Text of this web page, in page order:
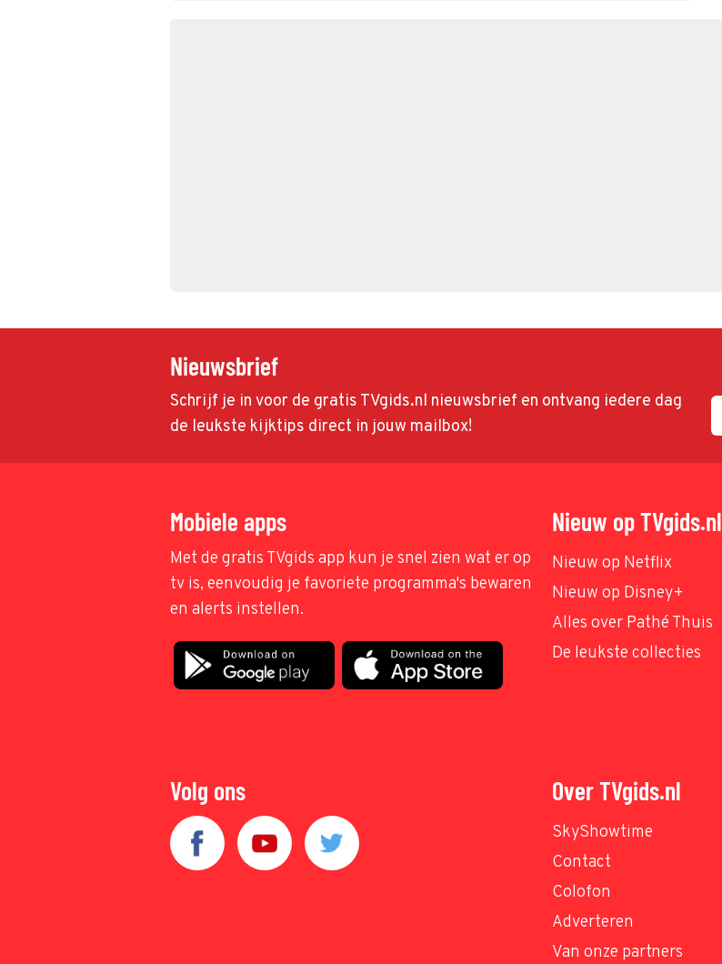
Nieuwsbrief
Schrijf je in voor de gratis TVgids.nl nieuwsbrief en ontvang iedere dag
de leukste kijktips direct in jouw mailbox!
Mobiele apps
Met de gratis TVgids app kun je snel zien wat er op
tv is, eenvoudig je favoriete programma's bewaren
en alerts instellen.
Nieuw op TVgids.nl
Nieuw op Netflix
Nieuw op Disney+
Alles over Pathé Thuis
De leukste collecties
Volg ons Over TVgids.nl
SkyShowtime
Contact
Colofon
Adverteren
Van onze partners